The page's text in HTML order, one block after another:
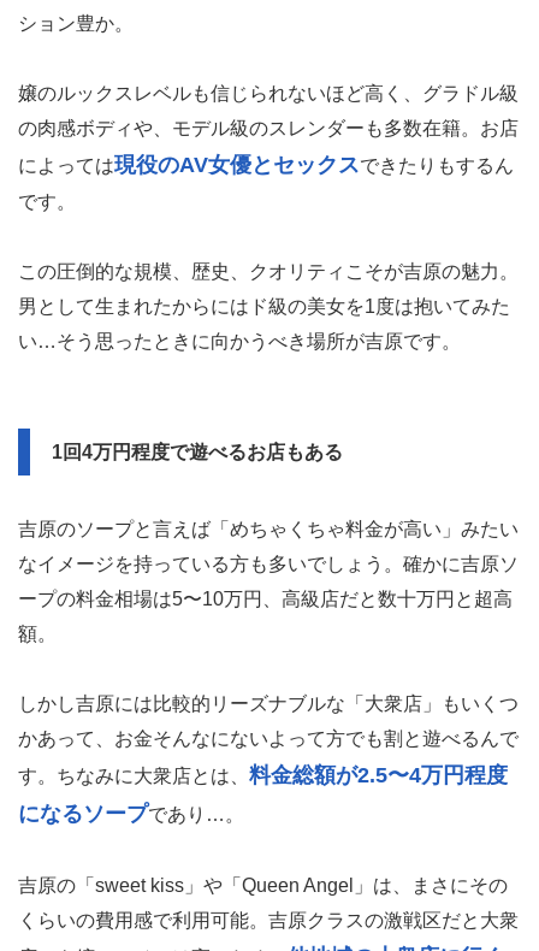
ション豊か。
嬢のルックスレベルも信じられないほど高く、グラドル級
の肉感ボディや、モデル級のスレンダーも多数在籍。お店
によっては現役のAV女優とセックスできたりもするん
です。
この圧倒的な規模、歴史、クオリティこそが吉原の魅力。
男として生まれたからにはド級の美女を1度は抱いてみた
い…そう思ったときに向かうべき場所が吉原です。
1回4万円程度で遊べるお店もある
吉原のソープと言えば「めちゃくちゃ料金が高い」みたい
なイメージを持っている方も多いでしょう。確かに吉原ソ
ープの料金相場は5〜10万円、高級店だと数十万円と超高
額。
しかし吉原には比較的リーズナブルな「大衆店」もいくつ
かあって、お金そんなにないよって方でも割と遊べるんで
す。ちなみに大衆店とは、 料金総額が2.5〜4万円程度
になるソープであり…。
吉原の「sweet kiss」や「Queen Angel」は、まさにその
くらいの費用感で利用可能。吉原クラスの激戦区だと大衆